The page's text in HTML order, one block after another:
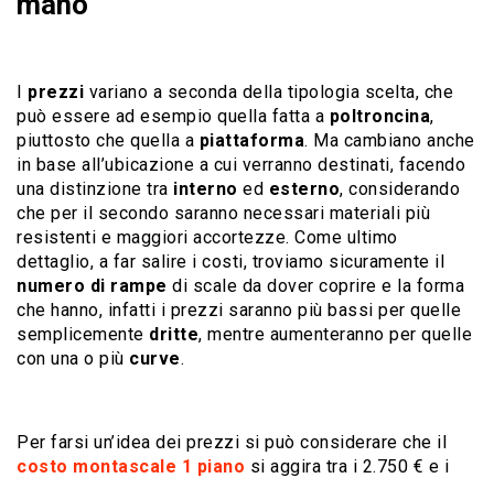
I prezzi variano a seconda della tipologia scelta, che
può essere ad esempio quella fatta a poltroncina,
piuttosto che quella a piattaforma. Ma cambiano anche
in base all’ubicazione a cui verranno destinati, facendo
una distinzione tra interno ed esterno, considerando
che per il secondo saranno necessari materiali più
resistenti e maggiori accortezze. Come ultimo
dettaglio, a far salire i costi, troviamo sicuramente il
numero di rampe di scale da dover coprire e la forma
che hanno, infatti i prezzi saranno più bassi per quelle
semplicemente dritte, mentre aumenteranno per quelle
con una o più curve.
Per farsi un’idea dei prezzi si può considerare che il
costo montascale 1 piano si aggira tra i 2.750 € e i